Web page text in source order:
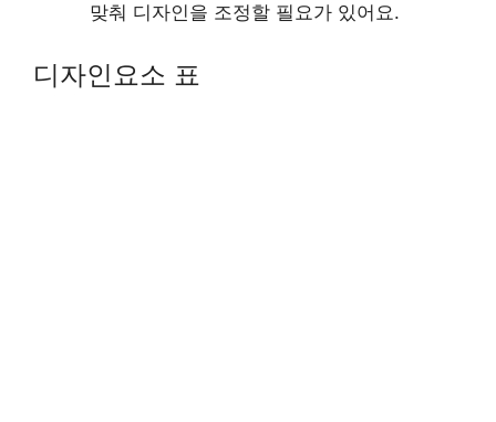
맞춰 디자인을 조정할 필요가 있어요.
디자인요소 표